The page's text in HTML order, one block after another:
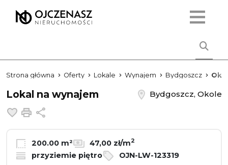
Strona główna Oferty Lokale Wynajem Bydgoszcz
Lokal na wynajem
Bydgoszcz, Okole
Dodaj do ulubionych
Drukuj
200.00 m² 47,00 zł/m2
przyziemie piętro OJN-LW-123319